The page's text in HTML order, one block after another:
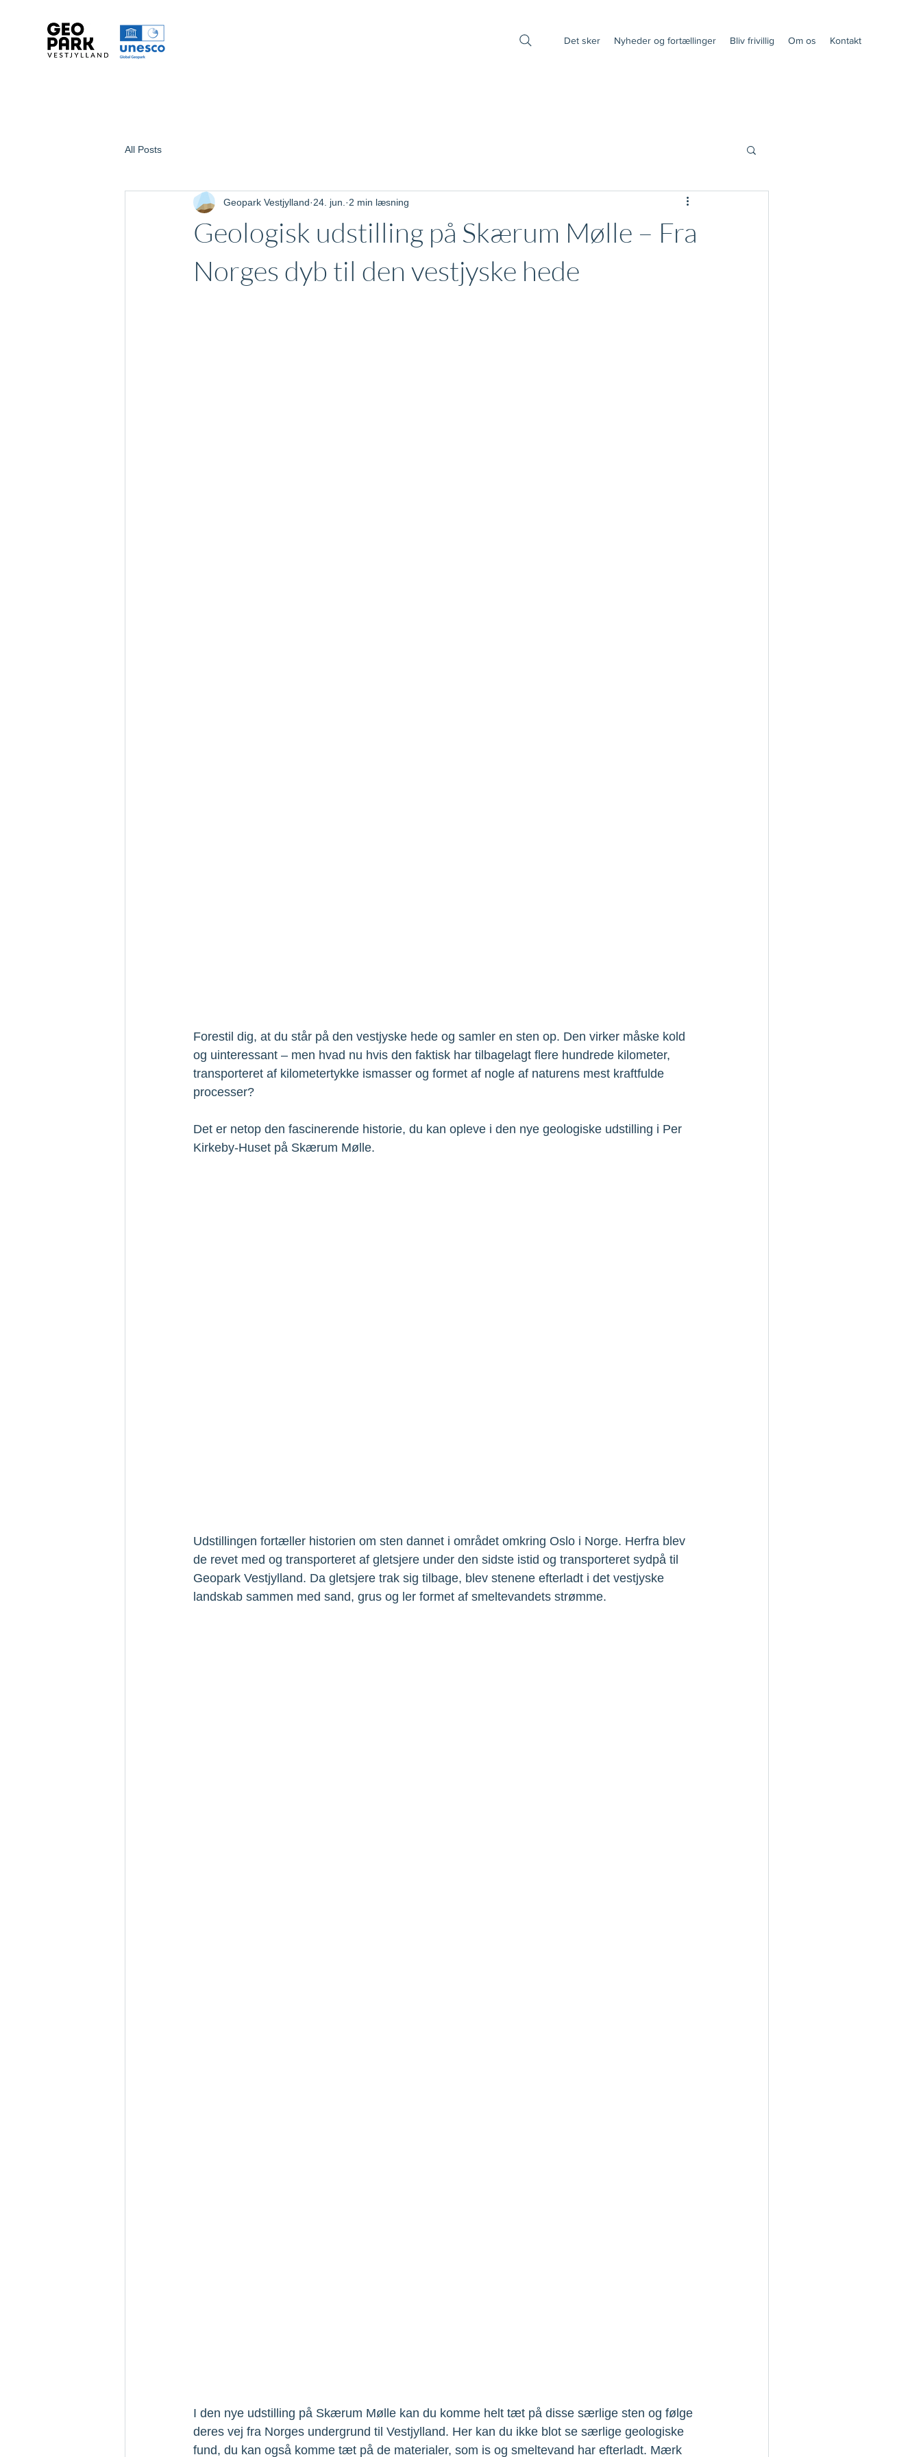
Det sker Nyheder og fortællinger Bliv frivillig Om os Kontakt
All Posts
Geologisk udstilling på Skærum Mølle – Fra
Norges dyb til den vestjyske hede
Geopark Vestjylland 24. jun. 2 min læsning
Forestil dig, at du står på den vestjyske hede og samler en sten op. Den virker måske kold
og uinteressant – men hvad nu hvis den faktisk har tilbagelagt flere hundrede kilometer,
transporteret af kilometertykke ismasser og formet af nogle af naturens mest kraftfulde
processer?
Det er netop den fascinerende historie, du kan opleve i den nye geologiske udstilling i Per
Kirkeby-Huset på Skærum Mølle.
Udstillingen fortæller historien om sten dannet i området omkring Oslo i Norge. Herfra blev
de revet med og transporteret af gletsjere under den sidste istid og transporteret sydpå til
Geopark Vestjylland. Da gletsjere trak sig tilbage, blev stenene efterladt i det vestjyske
landskab sammen med sand, grus og ler formet af smeltevandets strømme.
I den nye udstilling på Skærum Mølle kan du komme helt tæt på disse særlige sten og følge
deres vej fra Norges undergrund til Vestjylland. Her kan du ikke blot se særlige geologiske
fund, du kan også komme tæt på de materialer, som is og smeltevand har efterladt. Mærk